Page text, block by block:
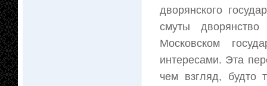
дворянского
смуты
Московском
интересами. Эта
чем взгляд, будто